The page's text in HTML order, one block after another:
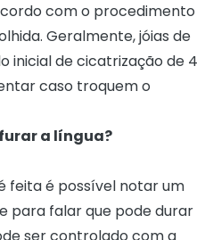
com o procedimento
Geralmente, jóias de
inicial de cicatrização de 4
caso troquem o
a língua?
feita é possível notar um
para falar que pode durar